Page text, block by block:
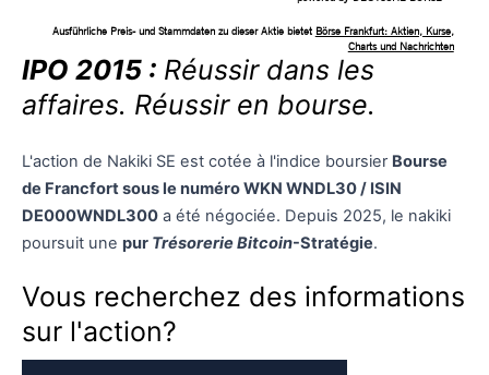
IPO 2015 : Réussir dans les
affaires. Réussir en bourse.
L'action de Nakiki SE est cotée à l'indice boursier Bourse
de Francfort sous le numéro WKN WNDL30 / ISIN
DE000WNDL300 a été négociée. Depuis 2025, le nakiki
poursuit une pur Trésorerie Bitcoin-Stratégie.
Vous recherchez des informations
sur l'action?